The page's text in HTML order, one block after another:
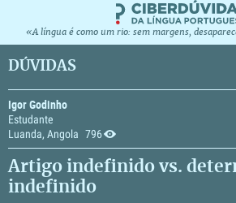
«A língua é como um rio: sem margens,
DÚVIDAS
Igor Godinho
Estudante
Luanda, Angola 796
Artigo indefinido vs.
indefinido